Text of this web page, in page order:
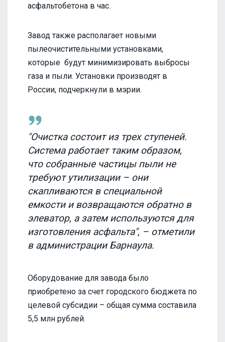
асфальтобетона в час.
Завод также располагает новыми
пылеочистительными установками,
которые будут минимизировать выбросы
газа и пыли. Установки производят в
России, подчеркнули в мэрии.
"Очистка состоит из трех ступеней.
Система работает таким образом,
что собранные частицы пыли не
требуют утилизации – они
скапливаются в специальной
емкости и возвращаются обратно в
элеватор, а затем используются для
изготовления асфальта", – отметили
в администрации Барнаула.
Оборудование для завода было
приобретено за счет городского бюджета по
целевой субсидии – общая сумма составила
5,5 млн рублей.